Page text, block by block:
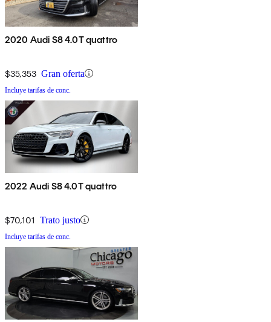
2020 Audi S8 4.0T quattro
$35,353 Gran oferta
Incluye tarifas de conc.
2022 Audi S8 4.0T quattro
$70,101 Trato justo
Incluye tarifas de conc.